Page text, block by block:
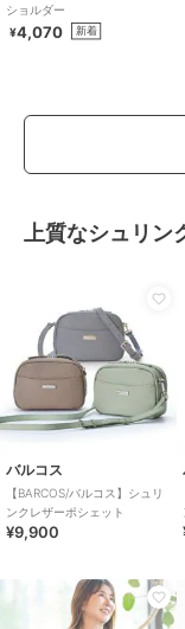
ショルダー
¥4,070 新着
上質なシュリ
バルコス
【BARCOS/バルコス】シュリ
ンクレザーポシェット
¥9,900